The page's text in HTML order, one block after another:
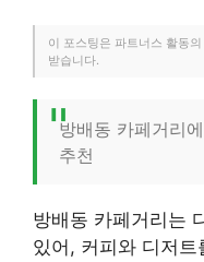
이 포스팅은 파트너스 활동
받습니다.
방배동 카페거리
추천
방배동 카페거리는
있어, 커피와 디저